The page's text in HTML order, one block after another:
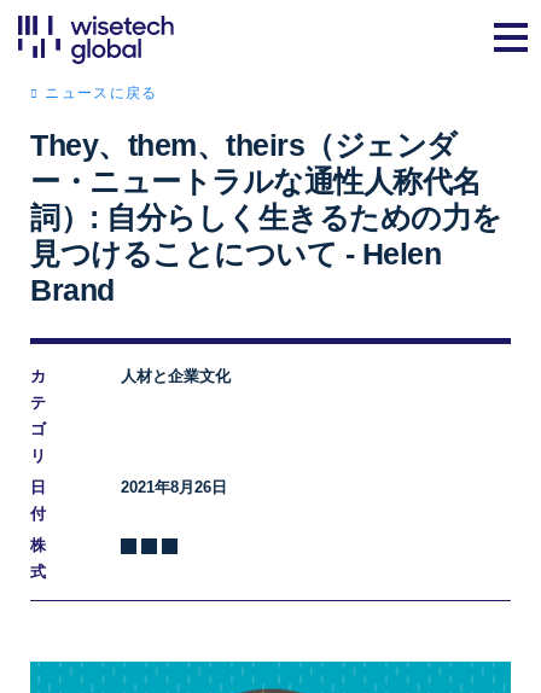
ニュースに戻る
They、them、theirs（ジェンダ
ー・ニュートラルな通性人称代名
詞）: 自分らしく生きるための力を
見つけることについて - Helen
Brand
カ
テ
ゴ
リ
人材と企業文化
日
付
2021年8月26日
株
式